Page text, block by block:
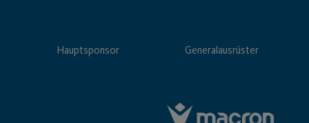
Hauptsponsor Generalausrüster